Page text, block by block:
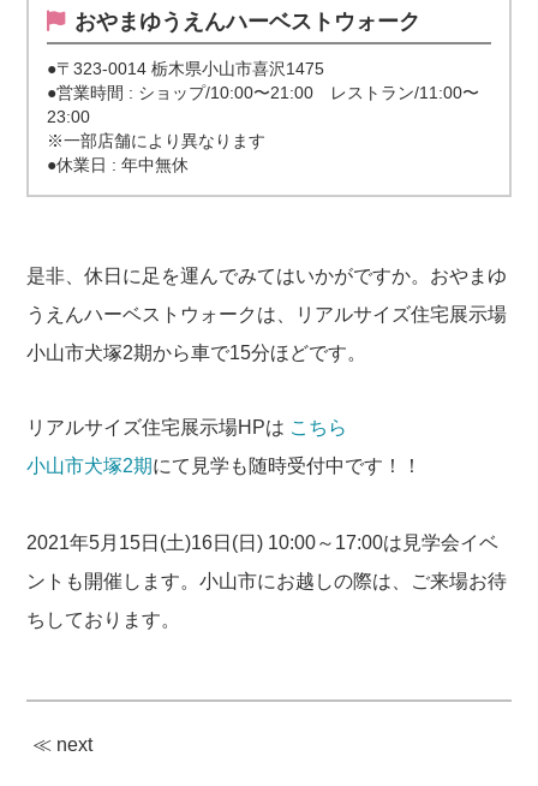
おやまゆうえんハーベストウォーク
●〒323-0014 栃木県小山市喜沢1475
●営業時間 : ショップ/10:00〜21:00 レストラン/11:00〜
23:00
※一部店舗により異なります
●休業日 : 年中無休
是非、休日に足を運んでみてはいかがですか。おやまゆ
うえんハーベストウォークは、リアルサイズ住宅展示場
小山市犬塚2期から車で15分ほどです。
リアルサイズ住宅展示場HPは こちら
小山市犬塚2期にて見学も随時受付中です！！
2021年5月15日(土)16日(日) 10:00～17:00は見学会イベ
ントも開催します。小山市にお越しの際は、ご来場お待
ちしております。
≪ next